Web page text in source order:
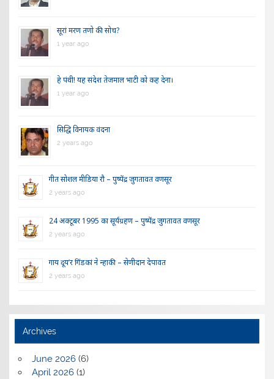
सूरां मरण तणो की सोच?
1 year ago
हे पंथी! यह संदेश तेजमाल भाटी को कह देना।
1 year ago
सिद्धि विनायक वंदना
2 years ago
गीत सोशल मीडिया रौ – पुष्पेंद्र जुगतावत वणसूर
2 years ago
24 अक्टूबर 1995 का सूर्यग्रहण – पुष्पेंद्र जुगतावत वणसूर
2 years ago
गाय दूय’र गिंडकां ने न्हाकी – सेणीदान देपावत
2 years ago
Archives
June 2026(6)
April 2026(1)